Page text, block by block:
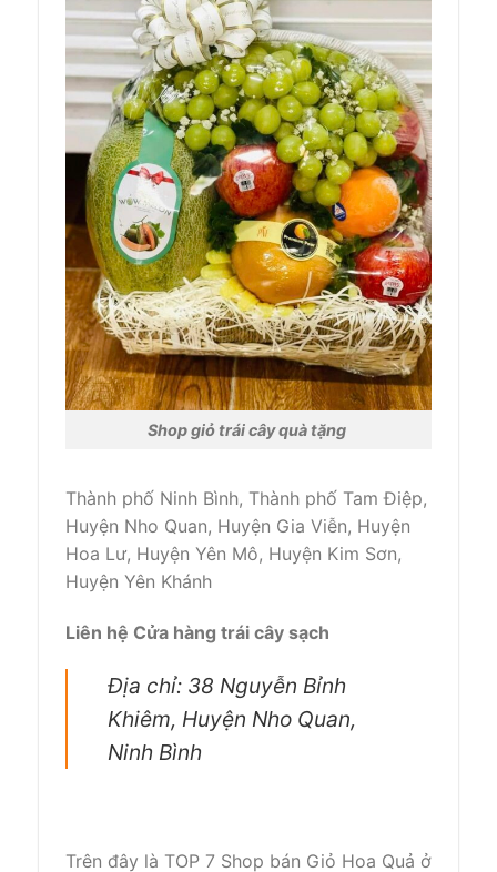
Shop giỏ trái cây quà tặng
Thành phố Ninh Bình, Thành phố Tam Điệp,
Huyện Nho Quan, Huyện Gia Viễn, Huyện
Hoa Lư, Huyện Yên Mô, Huyện Kim Sơn,
Huyện Yên Khánh
Liên hệ Cửa hàng trái cây sạch
Địa chỉ: 38 Nguyễn Bỉnh
Khiêm, Huyện Nho Quan,
Ninh Bình
Trên đây là TOP 7 Shop bán Giỏ Hoa Quả ở